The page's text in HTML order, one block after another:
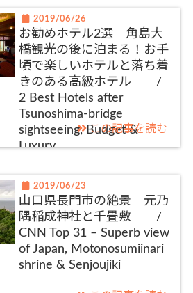
2019/06/26
お勧めホテル2選 角島大
橋観光の後に泊まる！お手
頃で楽しいホテルと落ち着
きのある高級ホテル /
2 Best Hotels after
Tsunoshima-bridge
sightseeing, Budget &
Luxury
この記事を読む
2019/06/23
山口県長門市の絶景 元乃
隅稲成神社と千畳敷 /
CNN Top 31 – Superb view
of Japan, Motonosumiinari
shrine & Senjoujiki